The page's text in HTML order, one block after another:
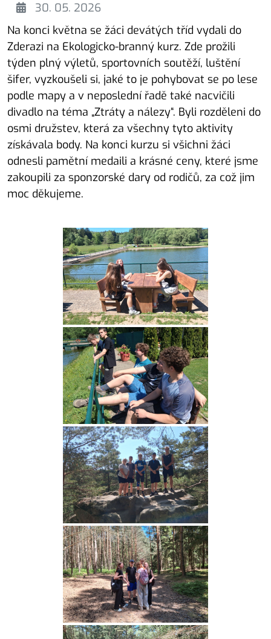
30. 05. 2026
Na konci května se žáci devátých tříd vydali do
Zderazi na Ekologicko-branný kurz. Zde prožili
týden plný výletů, sportovních soutěží, luštění
šifer, vyzkoušeli si, jaké to je pohybovat se po lese
podle mapy a v neposlední řadě také nacvičili
divadlo na téma „Ztráty a nálezy“. Byli rozděleni do
osmi družstev, která za všechny tyto aktivity
získávala body. Na konci kurzu si všichni žáci
odnesli pamětní medaili a krásné ceny, které jsme
zakoupili za sponzorské dary od rodičů, za což jim
moc děkujeme.